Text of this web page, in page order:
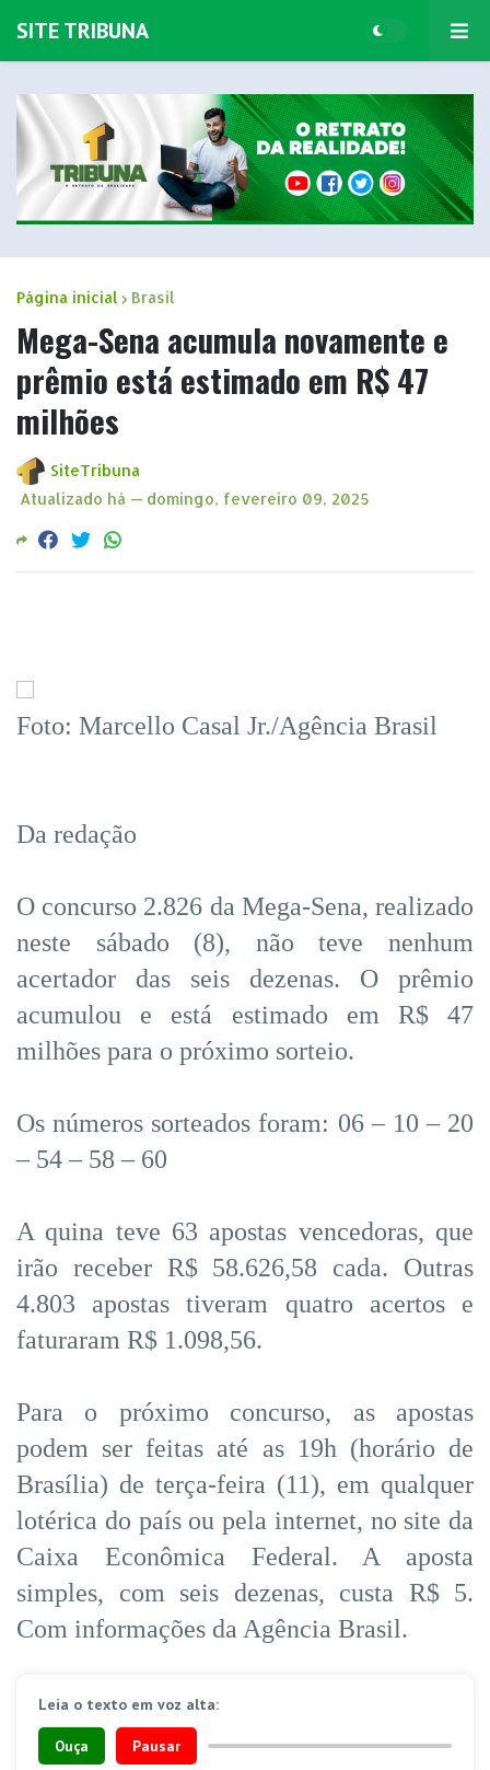
SITE TRIBUNA
Página inicial Brasil
Mega-Sena acumula novamente e
prêmio está estimado em R$ 47
milhões
SiteTribuna
Atualizado há — domingo, fevereiro 09, 2025
Foto: Marcello Casal Jr./Agência Brasil
Da redação
O concurso 2.826 da Mega-Sena, realizado
neste sábado (8), não teve nenhum
acertador das seis dezenas. O prêmio
acumulou e está estimado em R$ 47
milhões para o próximo sorteio.
Os números sorteados foram: 06 – 10 – 20
– 54 – 58 – 60
A quina teve 63 apostas vencedoras, que
irão receber R$ 58.626,58 cada. Outras
4.803 apostas tiveram quatro acertos e
faturaram R$ 1.098,56.
Para o próximo concurso, as apostas
podem ser feitas até as 19h (horário de
Brasília) de terça-feira (11), em qualquer
lotérica do país ou pela internet, no site da
Caixa Econômica Federal. A aposta
simples, com seis dezenas, custa R$ 5.
Com informações da Agência Brasil.
Leia o texto em voz alta:
Ouça Pausar